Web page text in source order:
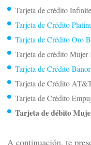
Tarjeta de crédito Infinite
Tarjeta de Crédito
Tarjeta de Crédito Oro
Tarjeta de crédito Mujer
Tarjeta de Crédito
Tarjeta de Crédito
Tarjeta de Crédito
Tarjeta de débito
A continuación, te